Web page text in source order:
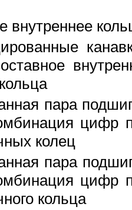
внутреннее
пара
цифр
колец
пара
цифр
кольца